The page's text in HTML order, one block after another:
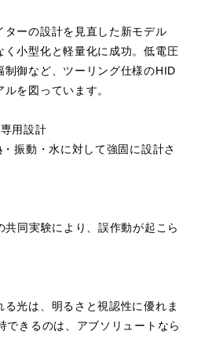
ターの設計を見直した新モデル
く小型化と軽量化に成功。低電圧
制御など、ツーリング仕様のHID
を図っています。
用設計
振動・水に対して強固に設計さ
同実験により、誤作動が起こら
光は、明るさと視認性に優れま
できるのは、アブソリュートなら